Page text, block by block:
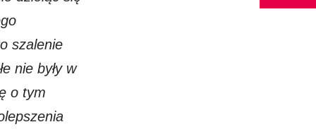
szalenie
nie były w
o tym